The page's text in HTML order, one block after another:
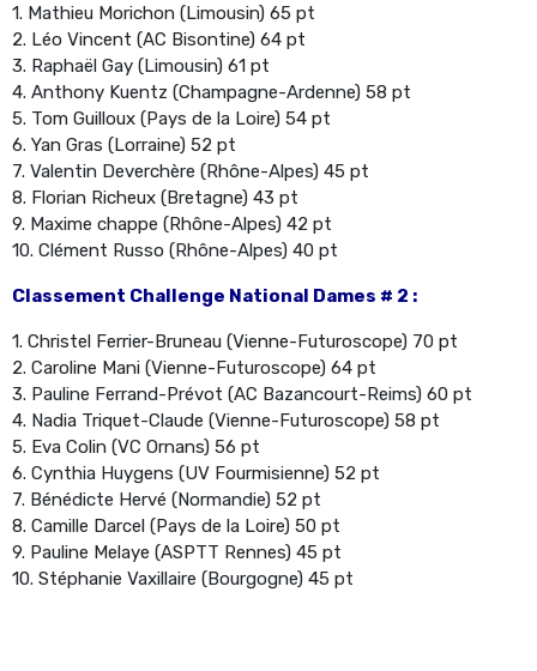
1. Mathieu Morichon (Limousin) 65 pt
2. Léo Vincent (AC Bisontine) 64 pt
3. Raphaël Gay (Limousin) 61 pt
4. Anthony Kuentz (Champagne-Ardenne) 58 pt
5. Tom Guilloux (Pays de la Loire) 54 pt
6. Yan Gras (Lorraine) 52 pt
7. Valentin Deverchère (Rhône-Alpes) 45 pt
8. Florian Richeux (Bretagne) 43 pt
9. Maxime chappe (Rhône-Alpes) 42 pt
10. Clément Russo (Rhône-Alpes) 40 pt
Classement Challenge National Dames # 2 :
1. Christel Ferrier-Bruneau (Vienne-Futuroscope) 70 pt
2. Caroline Mani (Vienne-Futuroscope) 64 pt
3. Pauline Ferrand-Prévot (AC Bazancourt-Reims) 60 pt
4. Nadia Triquet-Claude (Vienne-Futuroscope) 58 pt
5. Eva Colin (VC Ornans) 56 pt
6. Cynthia Huygens (UV Fourmisienne) 52 pt
7. Bénédicte Hervé (Normandie) 52 pt
8. Camille Darcel (Pays de la Loire) 50 pt
9. Pauline Melaye (ASPTT Rennes) 45 pt
10. Stéphanie Vaxillaire (Bourgogne) 45 pt